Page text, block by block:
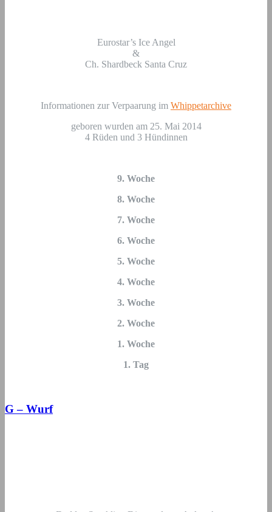
Eurostar’s Ice Angel
&
Ch. Shardbeck Santa Cruz
Informationen zur Verpaarung im Whippetarchive
geboren wurden am 25. Mai 2014
4 Rüden und 3 Hündinnen
9. Woche
8. Woche
7. Woche
6. Woche
5. Woche
4. Woche
3. Woche
2. Woche
1. Woche
1. Tag
G – Wurf